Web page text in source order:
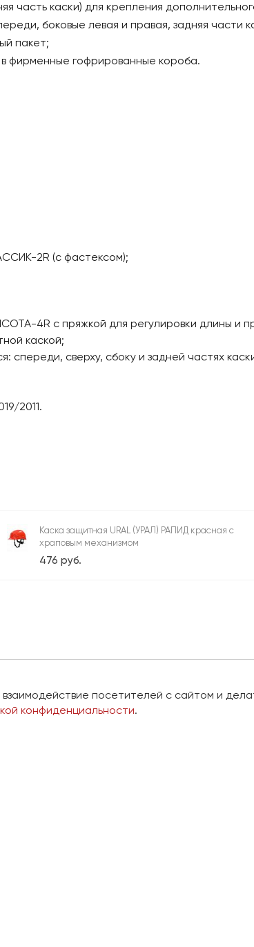
часть каски) для крепления
боковые левая и правая, задняя части
пакет;
фирменные гофрированные короба.
2R (с фастексом);
4R с пряжкой для регулировки длины и
каской;
сверху, сбоку и задней частях
2011.
Каска защитная URAL (УРАЛ) РАПИД красная с
храповым механизмом
476 руб.
посетителей с сайтом и
конфиденциальности.